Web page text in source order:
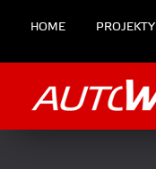
HOME PROJEKTY